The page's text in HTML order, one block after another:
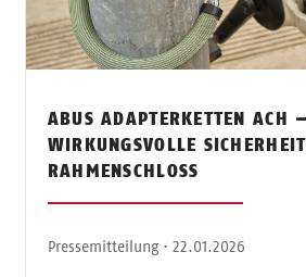
ABUS ADAPTERKETTEN ACH
WIRKUNGSVOLLE
RAHMENSCHLOSS
Pressemitteilung · 22.01.2026